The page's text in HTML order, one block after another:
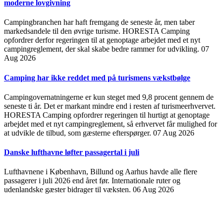
moderne lovgivning
Campingbranchen har haft fremgang de seneste år, men taber
markedsandele til den øvrige turisme. HORESTA Camping
opfordrer derfor regeringen til at genoptage arbejdet med et nyt
campingreglement, der skal skabe bedre rammer for udvikling. 07
Aug 2026
Camping har ikke reddet med på turismens vækstbølge
Campingovernatningerne er kun steget med 9,8 procent gennem de
seneste ti år. Det er markant mindre end i resten af turismeerhvervet.
HORESTA Camping opfordrer regeringen til hurtigt at genoptage
arbejdet med et nyt campingreglement, så erhvervet får mulighed for
at udvikle de tilbud, som gæsterne efterspørger. 07 Aug 2026
Danske lufthavne løfter passagertal i juli
Lufthavnene i København, Billund og Aarhus havde alle flere
passagerer i juli 2026 end året før. Internationale ruter og
udenlandske gæster bidrager til væksten. 06 Aug 2026